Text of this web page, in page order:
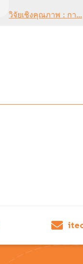
วิจัยเชิงคุณภาพ : กา...